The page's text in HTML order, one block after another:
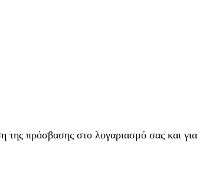
της πρόσβασης στο λογαριασμό σας και για